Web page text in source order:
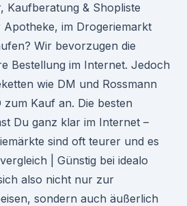
Kaufberatung & Shopliste
im Drogeriemarkt
Wir bevorzugen die
Bestellung im Internet. Jedoch
wie DM und Rossmann
Kauf an. Die besten
Du ganz klar im Internet –
sind oft teurer und es
| Günstig bei idealo
also nicht nur zur
sondern auch äußerlich